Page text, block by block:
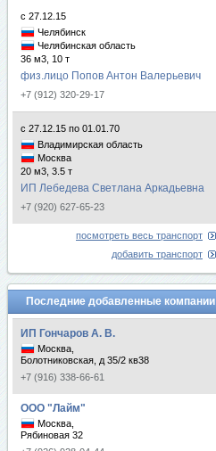
с 27.12.15
Челябинск
Челябинская область
36 м3, 10 т
физ.лицо Попов Антон Валерьевич
+7 (912) 320-29-17
с 27.12.15 по 01.01.70
Владимирская область
Москва
20 м3, 3.5 т
ИП Лебедева Светлана Аркадьевна
+7 (920) 627-65-23
посмотреть весь транспорт
добавить транспорт
Последние добавленные компании
ИП Гончаров А. В.
Москва,
Болотниковская, д 35/2 кв38
+7 (916) 338-66-61
ООО "Лайм"
Москва,
Рябиновая 32